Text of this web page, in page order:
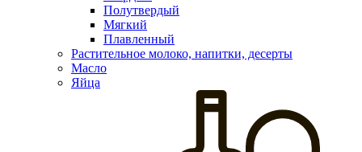
Полутвердый
Мягкий
Плавленный
Растительное молоко, напитки, десерты
Масло
Яйца